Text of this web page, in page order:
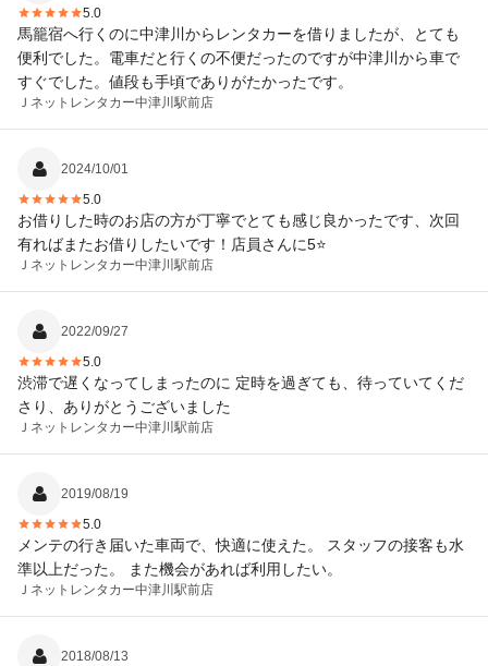
5.0
馬籠宿へ行くのに中津川からレンタカーを借りましたが、とても
便利でした。電車だと行くの不便だったのですが中津川から車で
すぐでした。値段も手頃でありがたかったです。
Ｊネットレンタカー中津川駅前店
2024/10/01
5.0
お借りした時のお店の方が丁寧でとても感じ良かったです、次回
有ればまたお借りしたいです！店員さんに5⭐️
Ｊネットレンタカー中津川駅前店
2022/09/27
5.0
渋滞で遅くなってしまったのに 定時を過ぎても、待っていてくだ
さり、ありがとうございました
Ｊネットレンタカー中津川駅前店
2019/08/19
5.0
メンテの行き届いた車両で、快適に使えた。 スタッフの接客も水
準以上だった。 また機会があれば利用したい。
Ｊネットレンタカー中津川駅前店
2018/08/13